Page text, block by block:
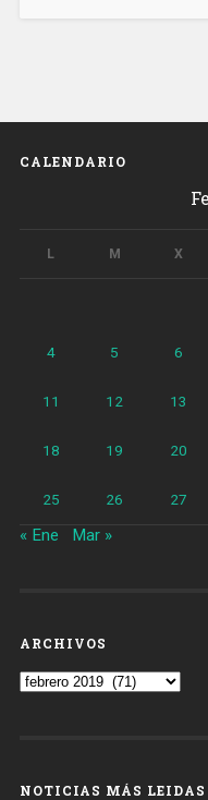
a
CALENDARIO
L M X
4 5 6
11 12 13
18 19 20
25 26 27
« Ene Mar »
ARCHIVOS
Archivos
NOTICIAS MÁS LEIDAS